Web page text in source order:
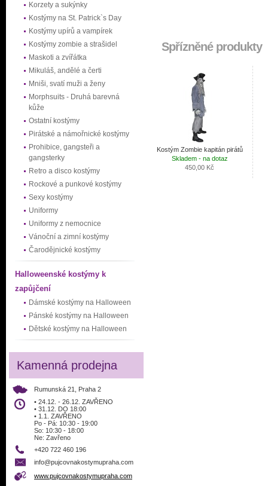
Korzety a sukýnky
Kostýmy na St. Patrick`s Day
Kostýmy upírů a vampírek
Kostýmy zombie a strašidel
Maskoti a zvířátka
Mikuláš, andělé a čerti
Mniši, svatí muži a ženy
Morphsuits - Druhá barevná
kůže
Ostatní kostýmy
Pirátské a námořnické kostýmy
Prohibice, gangsteři a
gangsterky
Retro a disco kostýmy
Rockové a punkové kostýmy
Sexy kostýmy
Uniformy
Uniformy z nemocnice
Vánoční a zimní kostýmy
Čarodějnické kostýmy
Halloweenské kostýmy k
zapůjčení
Dámské kostýmy na Halloween
Pánské kostýmy na Halloween
Dětské kostýmy na Halloween
Kamenná prodejna
Rumunská 21, Praha 2
• 24.12. - 26.12. ZAVŘENO
• 31.12. DO 18:00
• 1.1. ZAVŘENO
Po - Pá: 10:30 - 19:00
So: 10:30 - 18:00
Ne: Zavřeno
+420 722 460 196
info@pujcovnakostymupraha.com
www.pujcovnakostymupraha.com
Spřízněné produkty
Kostým Zombie kapitán pirátů
Skladem - na dotaz
450,00 Kč